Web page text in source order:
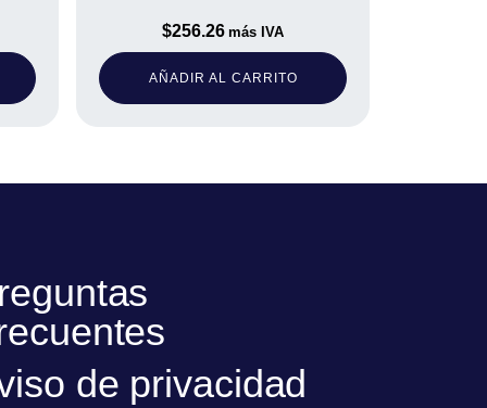
$256.26 más IVA
AÑADIR AL CARRITO
de privacidad